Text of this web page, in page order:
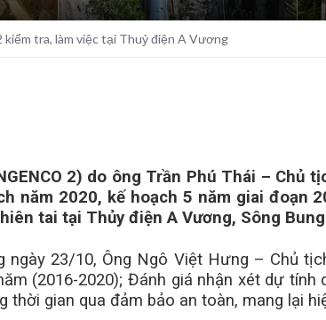
tra, làm việc tại Thuỷ điện A Vương
2) do ông Trần Phú Thái – Chủ
năm 2020, kế hoạch 5 năm giai đoạn
tai tại Thủy điện A Vương, Sông
ngày 23/10, Ông Ngô Việt Hưng – Chủ
(2016-2020); Đánh giá nhận xét dự tính
gian qua đảm bảo an toàn, mang lại